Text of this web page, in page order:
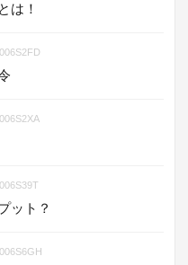
は！
ット？